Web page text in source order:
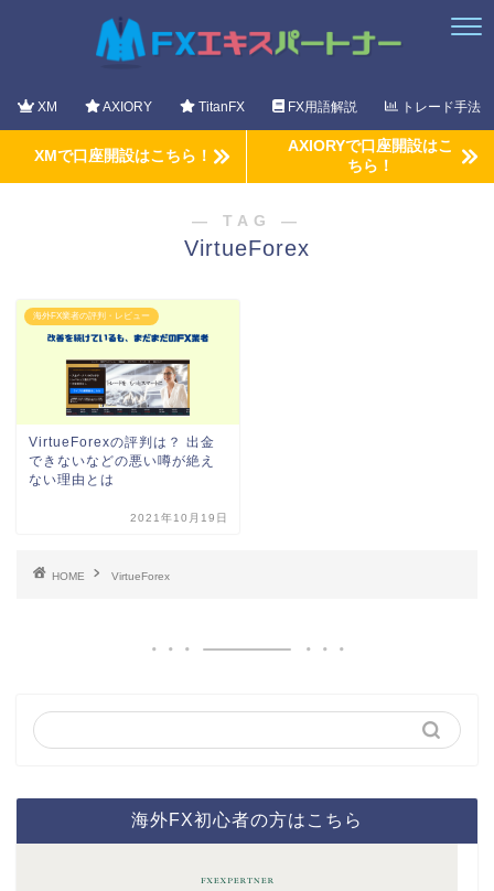
XM AXIORY TitanFX FX用語解説 トレード手法
XMで口座開設はこちら！
AXIORYで口座開設はこ
ちら！
― TAG ―
VirtueForex
海外FX業者の評判・レビュー
VirtueForexの評判は？ 出金
できないなどの悪い噂が絶え
ない理由とは
2021年10月19日
HOME VirtueForex
海外FX初心者の方はこちら